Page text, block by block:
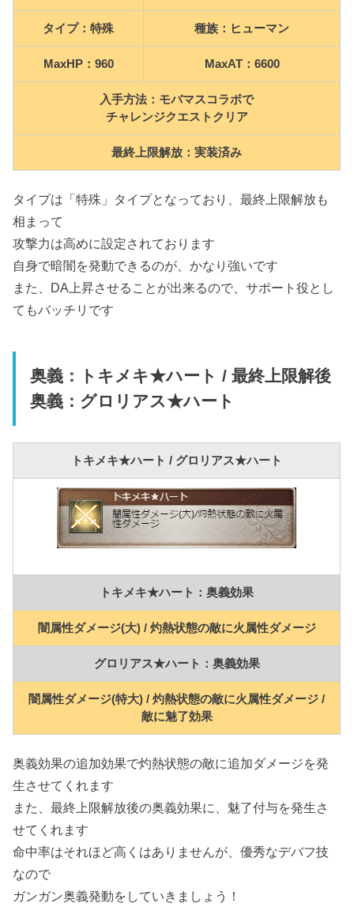
タイプ：特殊 種族：ヒューマン
MaxHP：960 MaxAT：6600
入手方法：モバマスコラボで
チャレンジクエストクリア
最終上限解放：実装済み
タイプは「特殊」タイプとなっており、最終上限解放も
相まって
攻撃力は高めに設定されております
自身で暗闇を発動できるのが、かなり強いです
また、DA上昇させることが出来るので、サポート役とし
てもバッチリです
奥義：トキメキ★ハート / 最終上限解後
奥義：グロリアス★ハート
トキメキ★ハート / グロリアス★ハート
トキメキ★ハート：奥義効果
闇属性ダメージ(大) / 灼熱状態の敵に火属性ダメージ
グロリアス★ハート：奥義効果
闇属性ダメージ(特大) / 灼熱状態の敵に火属性ダメージ /
敵に魅了効果
奥義効果の追加効果で灼熱状態の敵に追加ダメージを発
生させてくれます
また、最終上限解放後の奥義効果に、魅了付与を発生さ
せてくれます
命中率はそれほど高くはありませんが、優秀なデバフ技
なので
ガンガン奥義発動をしていきましょう！